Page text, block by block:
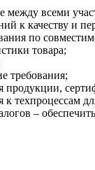
между всеми
к качеству и
по
товара;
требования;
продукции,
к техпроцессам
–